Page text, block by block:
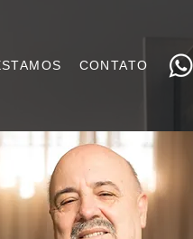
CONTATO